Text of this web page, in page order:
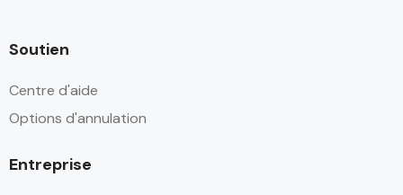
Soutien
Centre d'aide
Options d'annulation
Entreprise